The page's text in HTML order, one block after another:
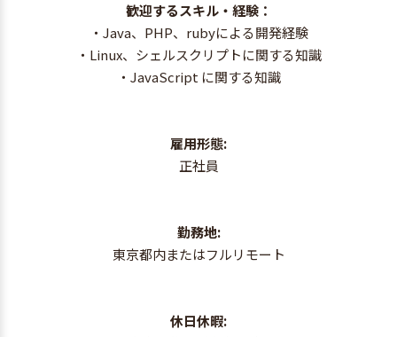
歓迎するスキル・経験：
・Java、PHP、rubyによる開発経験
・Linux、シェルスクリプトに関する知識
・JavaScript に関する知識
雇用形態:
正社員
勤務地:
東京都内またはフルリモート
休日休暇: